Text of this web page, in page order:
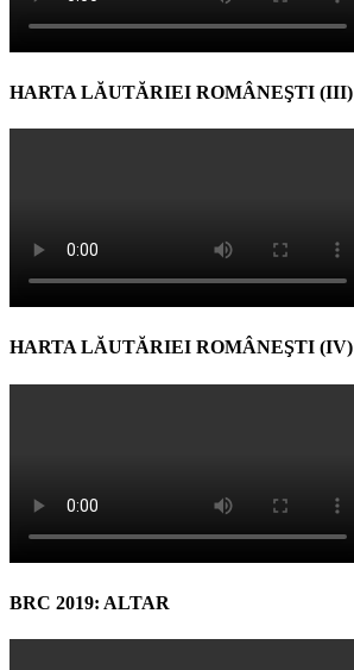
HARTA LĂUTĂRIEI ROMÂNEŞTI (III)
HARTA LĂUTĂRIEI ROMÂNEŞTI (IV)
BRC 2019: ALTAR